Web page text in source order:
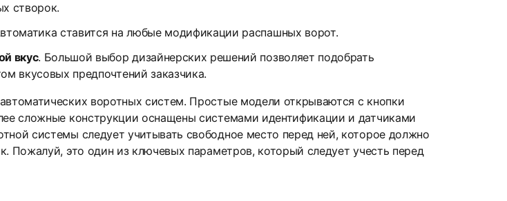
створок.
ставится на любые модификации распашных ворот.
вкус. Большой выбор дизайнерских решений позволяет подобрать
вкусовых предпочтений заказчика.
воротных систем. Простые модели открываются с кнопки
сложные конструкции оснащены системами идентификации и датчиками
системы следует учитывать свободное место перед ней, которое должно
Пожалуй, это один из ключевых параметров, который следует учесть перед